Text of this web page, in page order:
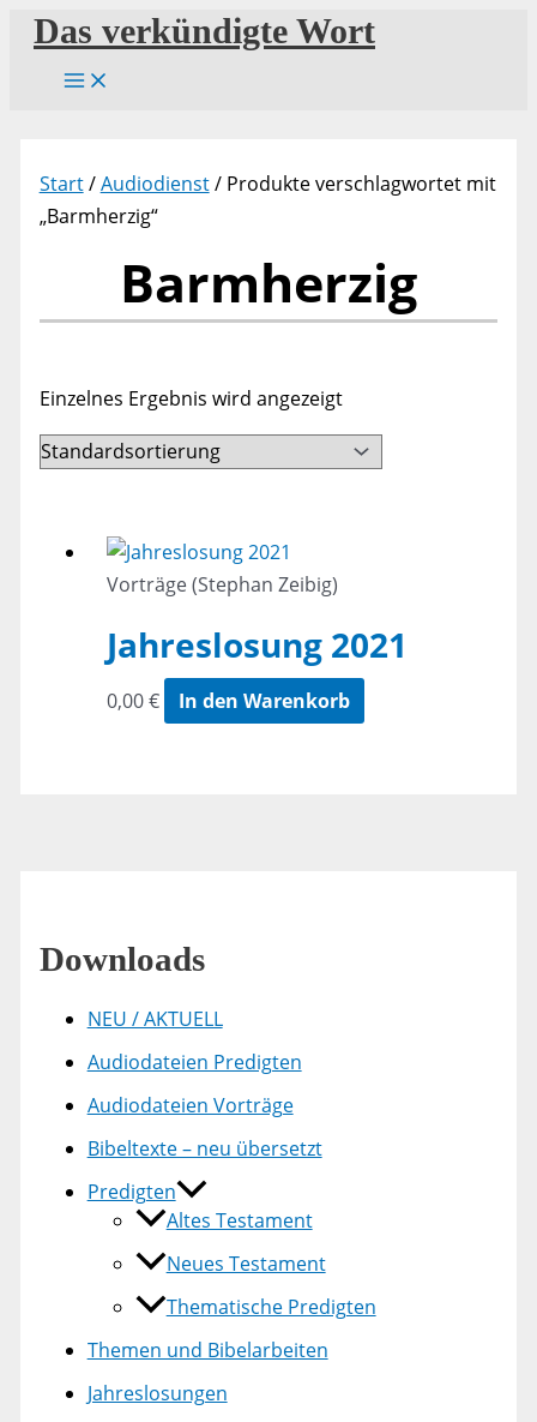
Zum
Inhalt
springen
Das verkündigte Wort
Start/Audiodienst/ Produkte verschlagwortet mit
„Barmherzig“
Barmherzig
Einzelnes Ergebnis wird angezeigt
Vorträge (Stephan Zeibig)
Jahreslosung 2021
0,00€ In den Warenkorb
Downloads
NEU / AKTUELL
Audiodateien Predigten
Audiodateien Vorträge
Bibeltexte – neu übersetzt
Predigten
Altes Testament
Neues Testament
Thematische Predigten
Themen und Bibelarbeiten
Jahreslosungen